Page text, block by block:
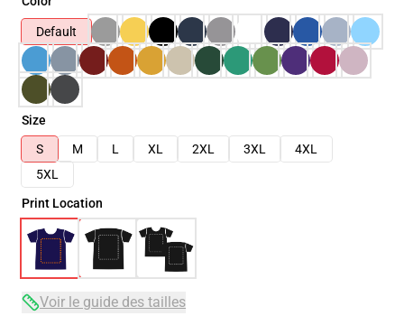
Default
Size
S
M L XL 2XL 3XL
4XL
5XL
Print Location
Voir le guide des tailles